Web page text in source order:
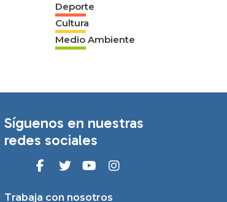
Deporte
Cultura
Medio Ambiente
Síguenos en nuestras
redes sociales
Trabaja con nosotros